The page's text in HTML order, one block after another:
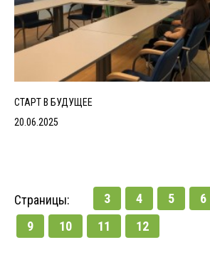
СТАРТ В БУДУЩЕЕ
20.06.2025
Страницы: 3 4 5 6
9
10 11 12